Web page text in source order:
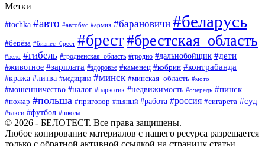
Метки
#tochka #авто #автобус #армия #барановичи #беларусь
#берёза #бизнес_брест #брест#брестская_область
#вело #гибель #гродненская_область #гродно #дальнобойщик #дети
#животное #зарплата #здоровье #каменец #кобрин #контрабанда
#кража #литва #медицина #минск #минская_область #мото
#мошенничество #налог #наркотик #недвижимость #очередь #пинск
#пожар #польша #приговор #пьяный #работа #россия #сигарета #суд
#такси #футбол #школа
© 2026 - БЕЛОТЕСТ. Все права защищены.
Любое копирование материалов с нашего ресурса разрешается
только с обратной активной ссылкой на страницу статьи.